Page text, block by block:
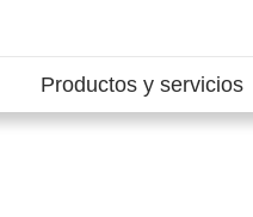
Productos y servicios